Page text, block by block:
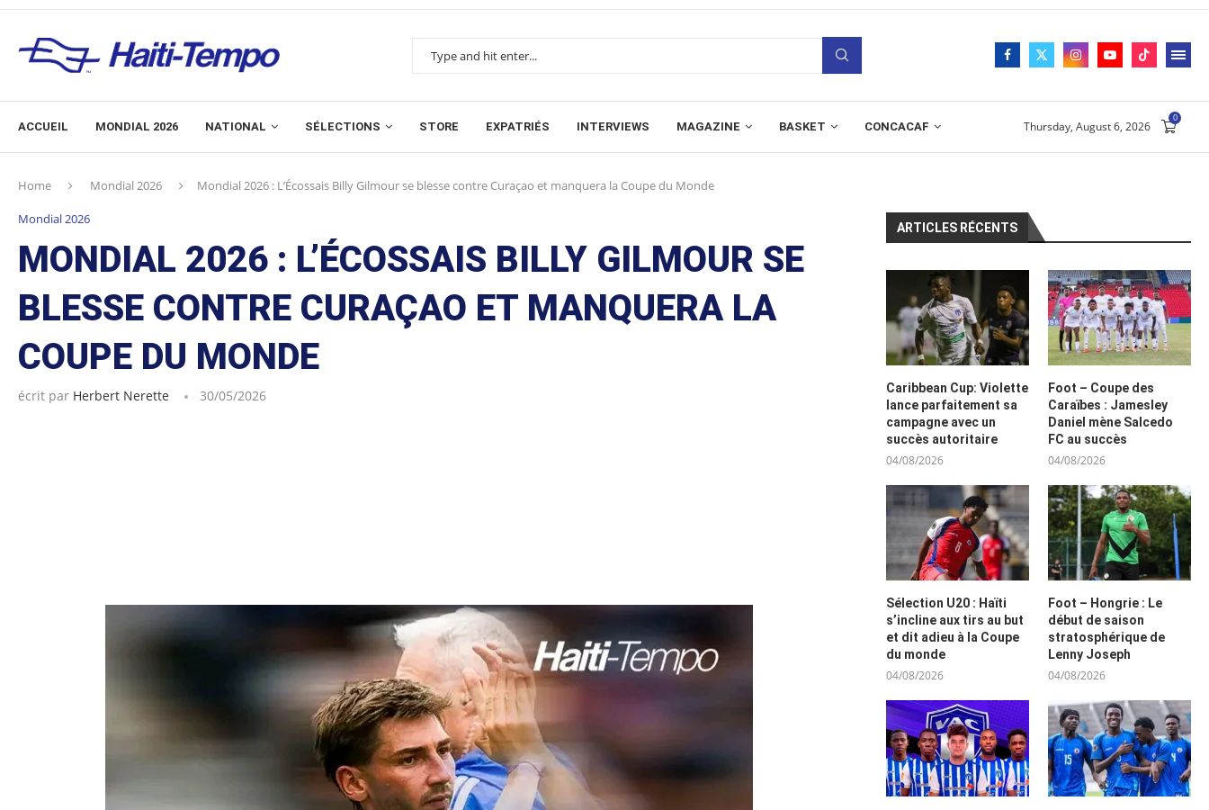
ACCUEIL MONDIAL 2026 NATIONAL SÉLECTIONS STORE EXPATRIÉS INTERVIEWS MAGAZINE BASKET CONCACAF Thursday, August 6, 2026
0
Home Mondial 2026 Mondial 2026 : L’Écossais Billy Gilmour se blesse contre Curaçao et manquera la Coupe du Monde
Mondial 2026
MONDIAL 2026 : L’ÉCOSSAIS BILLY GILMOUR SE
BLESSE CONTRE CURAÇAO ET MANQUERA LA
COUPE DU MONDE
écrit par Herbert Nerette 30/05/2026
ARTICLES RÉCENTS
Caribbean Cup: Violette
lance parfaitement sa
campagne avec un
succès autoritaire
04/08/2026
Foot – Coupe des
Caraïbes : Jamesley
Daniel mène Salcedo
FC au succès
04/08/2026
Sélection U20 : Haïti
s’incline aux tirs au but
et dit adieu à la Coupe
du monde
04/08/2026
Foot – Hongrie : Le
début de saison
stratosphérique de
Lenny Joseph
04/08/2026